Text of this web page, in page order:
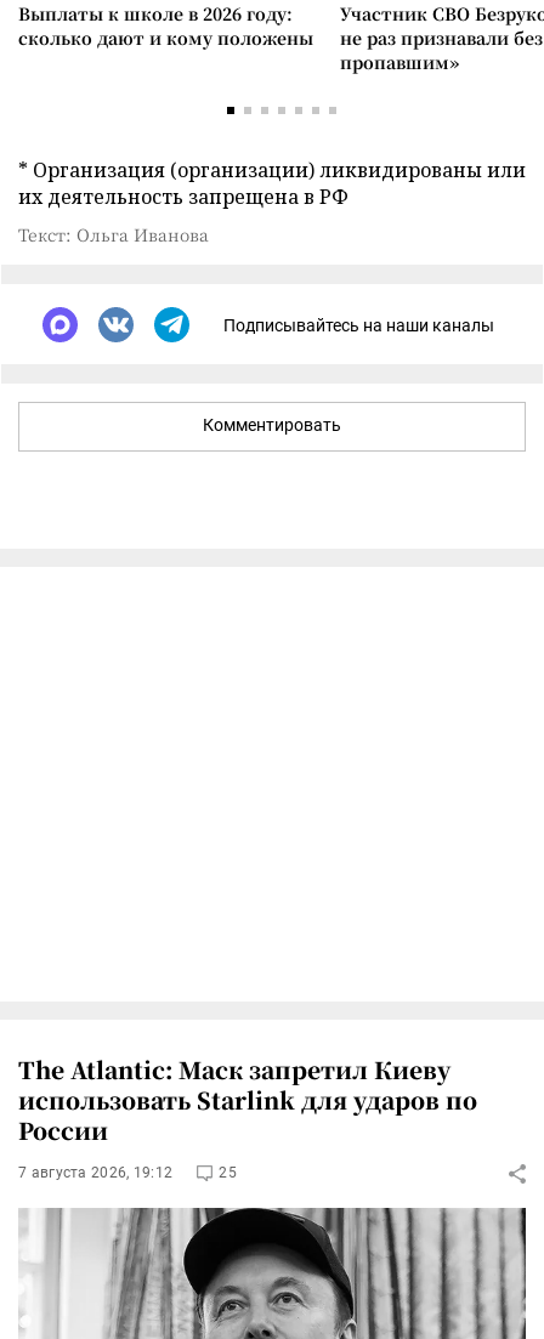
Выплаты к школе в 2026 году:
сколько дают и кому положены
Участник СВО
не раз признавали
пропавшим»
* Организация (организации) ликвидированы или
их деятельность запрещена в РФ
Текст: Ольга Иванова
Подписывайтесь на наши каналы
Комментировать
The Atlantic: Маск запретил Киеву
использовать Starlink для ударов по
России
7 августа 2026, 19:12 25